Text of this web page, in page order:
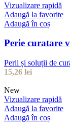
Vizualizare rapidă
Adaugă la favorite
Adaugă în coș
Perie curatare
Perii și soluții de
15,26 lei
New
Vizualizare rapidă
Adaugă la favorite
Adaugă în coș